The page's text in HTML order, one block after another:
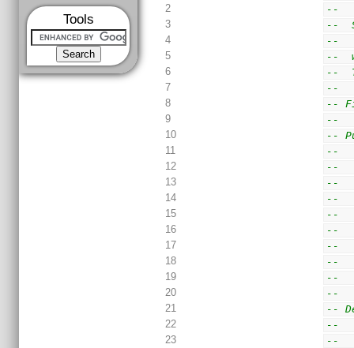
Tools
2
--
3
--
4
--
5
--
6
--
7
--
8
--
9
--
10
--
11
--
12
--
13
--
14
--
15
--
16
--
17
--
18
--
19
--
20
--
21
--
22
--
23
--